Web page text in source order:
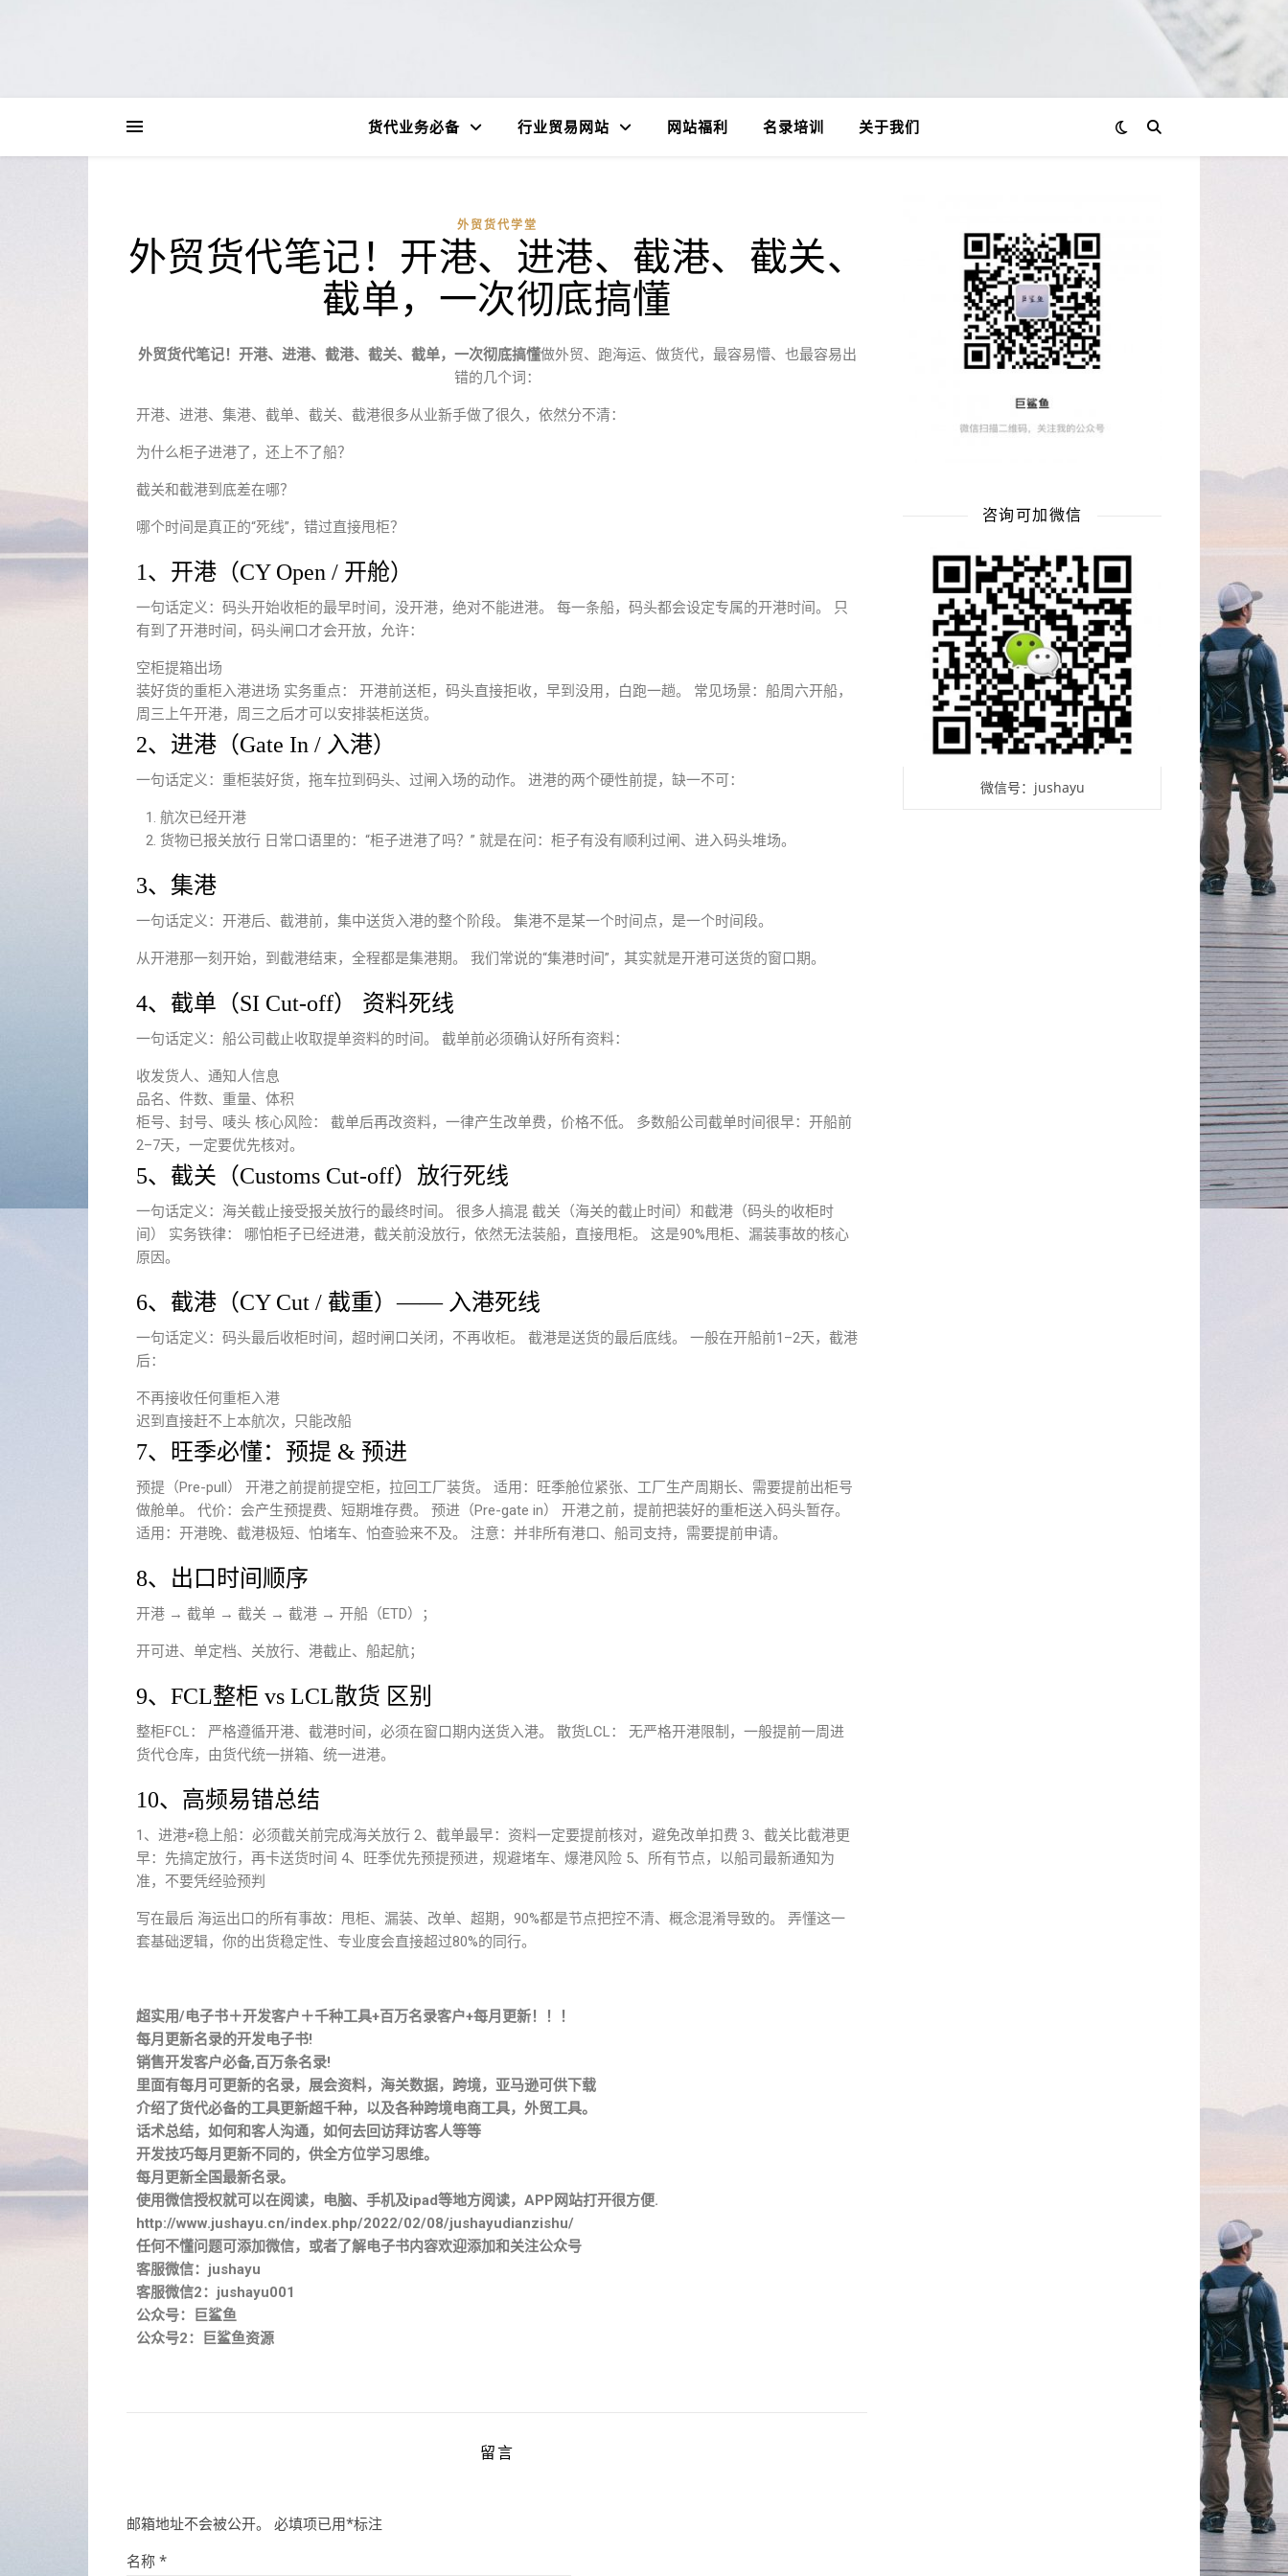
货代业务必备 行业贸易网站 网站福利 名录培训 关于我们
外贸货代学堂
外贸货代笔记！开港、进港、截港、截关、
截单，一次彻底搞懂
外贸货代笔记！开港、进港、截港、截关、截单，一次彻底搞懂做外贸、跑海运、做货代，最容易懵、也最容易出
错的几个词：
开港、进港、集港、截单、截关、截港很多从业新手做了很久，依然分不清：
为什么柜子进港了，还上不了船？
截关和截港到底差在哪？
哪个时间是真正的“死线”，错过直接甩柜？
1、开港（CY Open / 开舱）
一句话定义：码头开始收柜的最早时间，没开港，绝对不能进港。 每一条船，码头都会设定专属的开港时间。 只
有到了开港时间，码头闸口才会开放，允许：
空柜提箱出场
装好货的重柜入港进场 实务重点： 开港前送柜，码头直接拒收，早到没用，白跑一趟。 常见场景：船周六开船，
周三上午开港，周三之后才可以安排装柜送货。
2、进港（Gate In / 入港）
一句话定义：重柜装好货，拖车拉到码头、过闸入场的动作。 进港的两个硬性前提，缺一不可：
航次已经开港
货物已报关放行 日常口语里的：“柜子进港了吗？” 就是在问：柜子有没有顺利过闸、进入码头堆场。
3、集港
一句话定义：开港后、截港前，集中送货入港的整个阶段。 集港不是某一个时间点，是一个时间段。
从开港那一刻开始，到截港结束，全程都是集港期。 我们常说的“集港时间”，其实就是开港可送货的窗口期。
4、截单（SI Cut-off） 资料死线
一句话定义：船公司截止收取提单资料的时间。 截单前必须确认好所有资料：
收发货人、通知人信息
品名、件数、重量、体积
柜号、封号、 唛头 核心风险： 截单后再改资料，一律产生改单费，价格不低。 多数船公司截单时间很早：开船前
2–7天，一定要优先核对。
5、截关（Customs Cut-off）放行死线
一句话定义：海关截止接受报关放行的最终时间。 很多人搞混 截关（海关的截止时间）和截港（码头的收柜时
间） 实务铁律： 哪怕柜子已经进港，截关前没放行，依然无法装船，直接甩柜。 这是90%甩柜、漏装事故的核心
原因。
6、截港（CY Cut / 截重）—— 入港死线
一句话定义：码头最后收柜时间，超时闸口关闭，不再收柜。 截港是送货的最后底线。 一般在开船前1–2天，截港
后：
不再接收任何重柜入港
迟到直接赶不上本航次，只能改船
7、旺季必懂：预提 & 预进
预提（Pre-pull） 开港之前提前提空柜，拉回工厂装货。 适用：旺季舱位紧张、工厂生产周期长、需要提前出柜号
做舱单。 代价：会产生预提费、短期堆存费。 预进（Pre-gate in） 开港之前，提前把装好的重柜送入码头暂存。
适用：开港晚、截港极短、怕堵车、怕查验来不及。 注意：并非所有港口、船司支持，需要提前申请。
8、出口时间顺序
开港 → 截单 → 截关 → 截港 → 开船（ETD）；
开可进、单定档、关放行、港截止、船起航；
9、FCL整柜 vs LCL散货 区别
整柜FCL： 严格遵循开港、截港时间，必须在窗口期内送货入港。 散货LCL： 无严格开港限制，一般提前一周进
货代仓库，由货代统一拼箱、统一进港。
10、高频易错总结
1、进港≠稳上船：必须截关前完成海关放行 2、截单最早：资料一定要提前核对，避免改单扣费 3、截关比截港更
早：先搞定放行，再卡送货时间 4、旺季优先预提预进，规避堵车、爆港风险 5、所有节点，以船司最新通知为
准，不要凭经验预判
写在最后 海运出口的所有事故：甩柜、漏装、改单、超期，90%都是节点把控不清、概念混淆导致的。 弄懂这一
套基础逻辑，你的出货稳定性、专业度会直接超过80%的同行。
超实用/电子书＋开发客户＋千种工具+百万名录客户+每月更新！！！
每月更新名录的开发电子书!
销售开发客户必备,百万条名录!
里面有每月可更新的名录，展会资料，海关数据，跨境，亚马逊可供下载
介绍了货代必备的工具更新超千种，以及各种跨境电商工具，外贸工具。
话术总结，如何和客人沟通，如何去回访拜访客人等等
开发技巧每月更新不同的，供全方位学习思维。
每月更新全国最新名录。
使用微信授权就可以在阅读，电脑、手机及ipad等地方阅读，APP网站打开很方便.
http://www.jushayu.cn/index.php/2022/02/08/jushayudianzishu/
任何不懂问题可添加微信，或者了解电子书内容欢迎添加和关注公众号
客服微信：jushayu
客服微信2：jushayu001
公众号：巨鲨鱼
公众号2：巨鲨鱼资源
留言
邮箱地址不会被公开。 必填项已用*标注
名称 *
咨询可加微信
微信号：jushayu